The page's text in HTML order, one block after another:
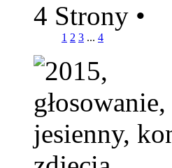
4 Strony •
1 2 3 ... 4